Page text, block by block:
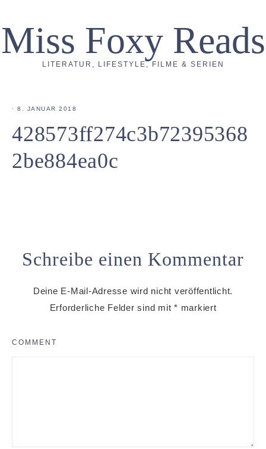
Miss Foxy Reads
LITERATUR, LIFESTYLE, FILME & SERIEN
· 8. JANUAR 2018
428573ff274c3b72395368
2be884ea0c
Schreibe einen Kommentar
Deine E-Mail-Adresse wird nicht veröffentlicht.
Erforderliche Felder sind mit * markiert
COMMENT